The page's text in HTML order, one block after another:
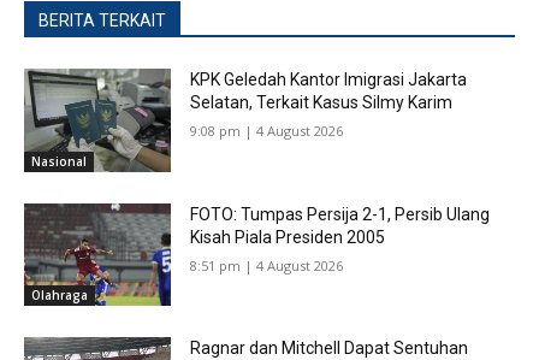
BERITA TERKAIT
Nasional
KPK Geledah Kantor Imigrasi Jakarta
Selatan, Terkait Kasus Silmy Karim
9:08 pm | 4 August 2026
Olahraga
FOTO: Tumpas Persija 2-1, Persib Ulang
Kisah Piala Presiden 2005
8:51 pm | 4 August 2026
Ragnar dan Mitchell Dapat Sentuhan